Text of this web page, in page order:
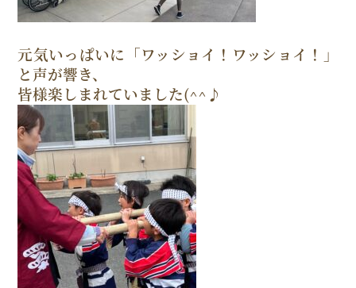
元気いっぱいに「ワッショイ！ワッショイ！」
と声が響き、
皆様楽しまれていました(^^♪